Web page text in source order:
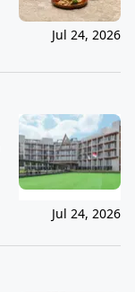
Jul 24, 2026
Jul 24, 2026